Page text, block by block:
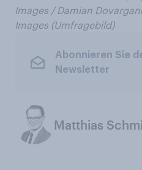
Images /Damian
Images (Umfragebild)
Abonnieren Sie
Newsletter
Matthias